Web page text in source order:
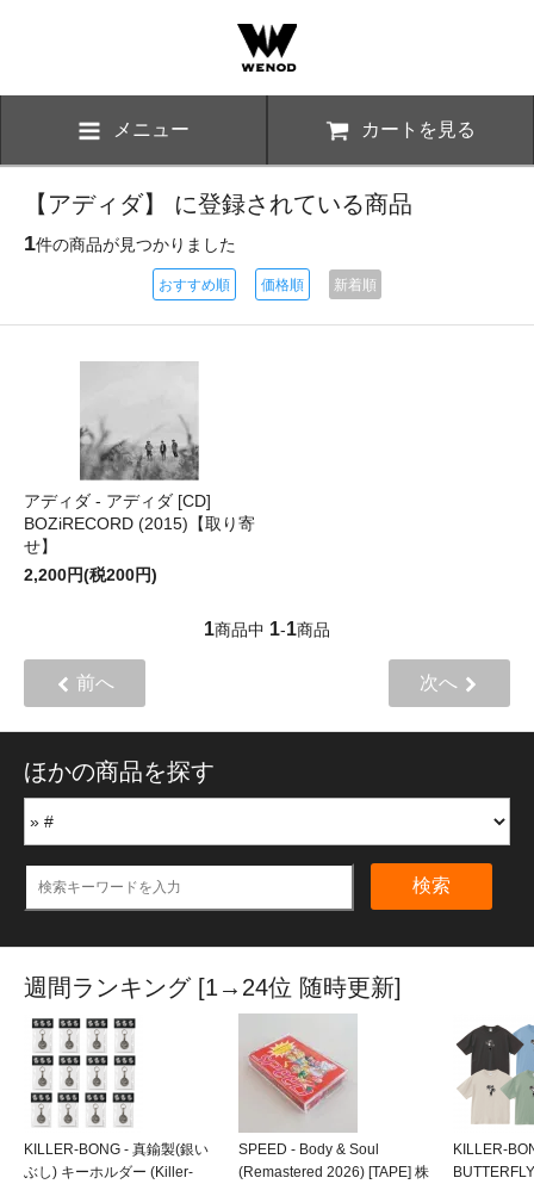
メニュー カートを見る
【アディダ】 に登録されている商品
1件の商品が見つかりました
おすすめ順 価格順 新着順
アディダ - アディダ [CD]
BOZiRECORD (2015)【取り寄
せ】
2,200円(税200円)
1商品中 1-1商品
前へ 次へ
ほかの商品を探す
検索
週間ランキング [1→24位 随時更新]
KILLER-BONG - 真鍮製(銀い
ぶし) キーホルダー (Killer-
SPEED - Body & Soul
(Remastered 2026) [TAPE] 株
KILLER-